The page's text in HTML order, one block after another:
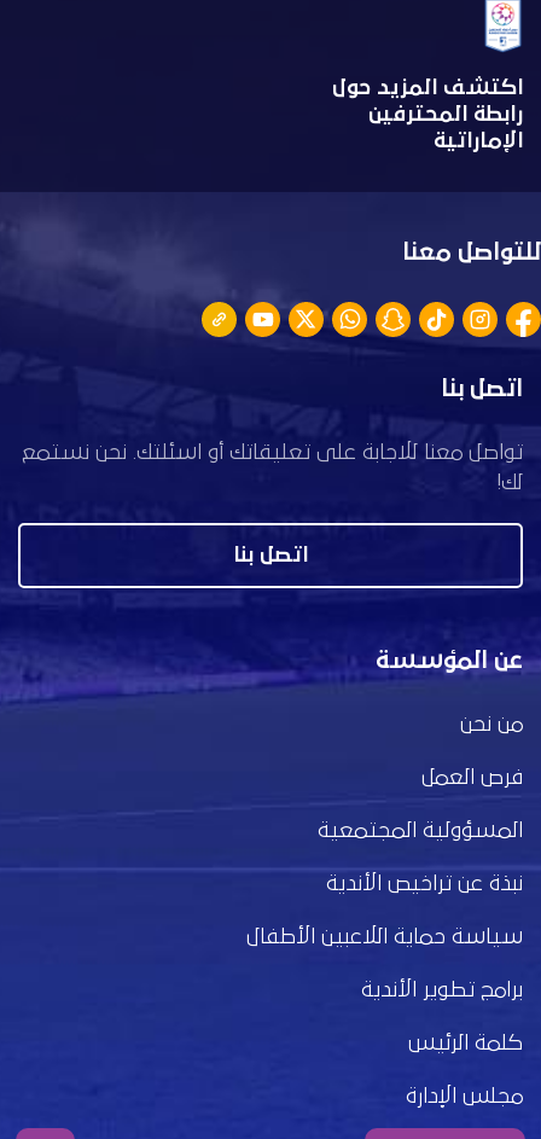
اكتشف المزيد حول
رابطة المحترفين
الإماراتية
للتواصل معنا
اتصل بنا
تواصل معنا للاجابة على تعليقاتك أو اسئلتك. نحن نستمع
لك!
اتصل بنا
عن المؤسسة
من نحن
فرص العمل
المسؤولية المجتمعية
نبذة عن تراخيص الأندية
سياسة حماية اللاعبين الأطفال
برامج تطوير الأندية
كلمة الرئيس
مجلس الإدارة